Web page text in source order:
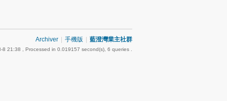
Archiver 手機版 藍澄灣業主社群
8 21:38 , Processed in 0.019157 second(s), 6 queries .